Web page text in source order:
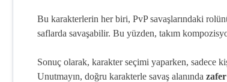
Bu karakterlerin her biri, PvP savaşlarındaki
saflarda savaşabilir. Bu yüzden, takım
Sonuç olarak, karakter seçimi yaparken, sadece
Unutmayın, doğru karakterle savaş alanında zafer